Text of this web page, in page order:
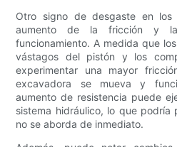
Otro signo de desgaste en los
aumento de la fricción y
funcionamiento. A medida que
vástagos del pistón y los
experimentar una mayor
excavadora se mueva y
aumento de resistencia puede
sistema hidráulico, lo que podría
no se aborda de inmediato.